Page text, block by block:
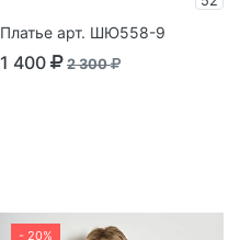
Платье арт. ШЮ558-9
1 400 2 300
- 20%